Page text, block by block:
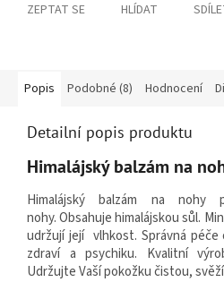
ZEPTAT SE HLÍDAT
Popis Podobné (8) Hodnocení
Detailní popis produktu
Himalájský balzám na
Himalájský balzám na nohy
nohy.Obsahuje himalájskou sůl.
udržují její vlhkost. Správná
zdraví a psychiku. Kvalitní
Udržujte Vaší pokožku čistou,